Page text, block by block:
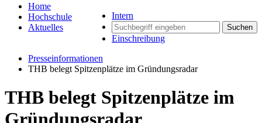
Intern
Suchen
Einschreibung
Home
Hochschule
Aktuelles
Presseinformationen
THB belegt Spitzenplätze im Gründungsradar
THB belegt Spitzenplätze im